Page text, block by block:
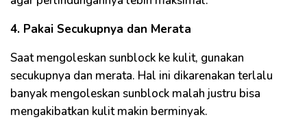
4. Pakai Secukupnya dan Merata
Saat mengoleskan sunblock ke kulit, gunakan
secukupnya dan merata. Hal ini dikarenakan terlalu
banyak mengoleskan sunblock malah justru bisa
mengakibatkan kulit makin berminyak.